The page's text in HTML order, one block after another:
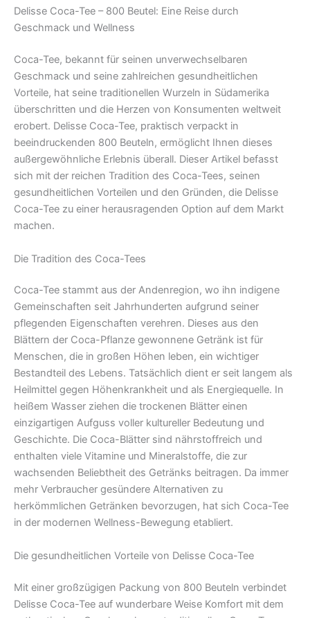
Delisse Coca-Tee – 800 Beutel: Eine Reise durch
Geschmack und Wellness
Coca-Tee, bekannt für seinen unverwechselbaren
Geschmack und seine zahlreichen gesundheitlichen
Vorteile, hat seine traditionellen Wurzeln in Südamerika
überschritten und die Herzen von Konsumenten weltweit
erobert. Delisse Coca-Tee, praktisch verpackt in
beeindruckenden 800 Beuteln, ermöglicht Ihnen dieses
außergewöhnliche Erlebnis überall. Dieser Artikel befasst
sich mit der reichen Tradition des Coca-Tees, seinen
gesundheitlichen Vorteilen und den Gründen, die Delisse
Coca-Tee zu einer herausragenden Option auf dem Markt
machen.
Die Tradition des Coca-Tees
Coca-Tee stammt aus der Andenregion, wo ihn indigene
Gemeinschaften seit Jahrhunderten aufgrund seiner
pflegenden Eigenschaften verehren. Dieses aus den
Blättern der Coca-Pflanze gewonnene Getränk ist für
Menschen, die in großen Höhen leben, ein wichtiger
Bestandteil des Lebens. Tatsächlich dient er seit langem als
Heilmittel gegen Höhenkrankheit und als Energiequelle. In
heißem Wasser ziehen die trockenen Blätter einen
einzigartigen Aufguss voller kultureller Bedeutung und
Geschichte. Die Coca-Blätter sind nährstoffreich und
enthalten viele Vitamine und Mineralstoffe, die zur
wachsenden Beliebtheit des Getränks beitragen. Da immer
mehr Verbraucher gesündere Alternativen zu
herkömmlichen Getränken bevorzugen, hat sich Coca-Tee
in der modernen Wellness-Bewegung etabliert.
Die gesundheitlichen Vorteile von Delisse Coca-Tee
Mit einer großzügigen Packung von 800 Beuteln verbindet
Delisse Coca-Tee auf wunderbare Weise Komfort mit dem